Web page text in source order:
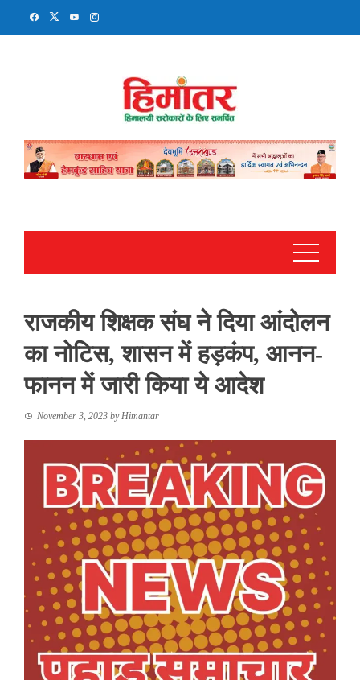
राजकीय शिक्षक संघ ने दिया आंदोलन
का नोटिस, शासन में हड़कंप, आनन-
फानन में जारी किया ये आदेश
November 3, 2023 byHimantar